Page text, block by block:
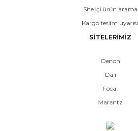
Site içi ürün arama
Kargo teslim uyarısı
SİTELERİMİZ
Denon
Dali
Focal
Marantz